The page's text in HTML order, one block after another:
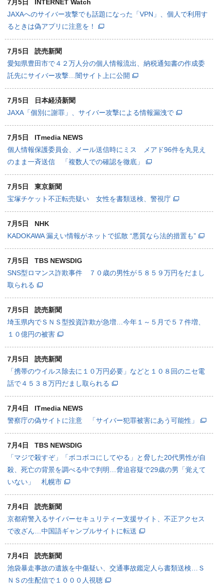
7月5日
INTERNET Watch
JAXAへのサイバー攻撃でも話題になった「VPN」、個人で利用す
るときは偽アプリに注意を！
7月5日
読売新聞
愛知県豊田市で４２万人分の個人情報流出、納税通知書の作成委
託先にサイバー攻撃…闇サイト上に公開
7月5日
日本経済新聞
JAXA「個別に謝罪」、サイバー攻撃による情報漏洩で
7月5日
ITmedia NEWS
個人情報保護委員会、メール送信時にミス メアド96件を丸見え
のまま一斉送信 「複数人での確認を徹底」
7月5日
東京新聞
宝塚チケット不正転売疑い 女性を書類送検、警視庁
7月5日
NHK
KADOKAWA 漏えい情報がネットで拡散 “悪質なら法的措置も”
7月5日
TBS NEWSDIG
SNS型ロマンス詐欺事件 ７０歳の男性が５８５９万円をだまし
取られる
7月5日
読売新聞
埼玉県内でＳＮＳ型投資詐欺が急増…今年１～５月で５７件増、
１０億円の被害
7月5日
読売新聞
「携帯のウイルス除去に１０万円必要」などと１０８回のニセ電
話で４５３８万円だまし取られる
7月4日
ITmedia NEWS
警察庁の偽サイトに注意 「サイバー犯罪被害にあう可能性」
7月4日
TBS NEWSDIG
「マジで殺すぞ」「ボコボコにしてやる」と脅した20代男性が自
殺、死亡の背景を調べる中で判明…脅迫容疑で29歳の男「覚えて
いない」 札幌市
7月4日
読売新聞
京都府警入るサイバーセキュリティー支援サイト、不正アクセス
で改ざん…中国語ギャンブルサイトに転送
7月4日
読売新聞
池袋暴走事故の遺族を中傷疑い、交通事故鑑定人ら書類送検…Ｓ
ＮＳの生配信で１０００人視聴